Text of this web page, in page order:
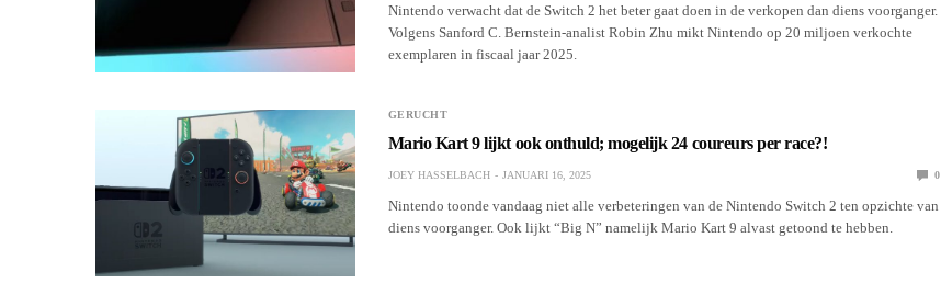
Nintendo verwacht dat de Switch 2 het beter gaat doen in de verkopen dan diens voorganger.
Volgens Sanford C. Bernstein-analist Robin Zhu mikt Nintendo op 20 miljoen verkochte
exemplaren in fiscaal jaar 2025.
GERUCHT
Mario Kart 9 lijkt ook onthuld; mogelijk 24 coureurs per race?!
JOEY HASSELBACH JANUARI 16, 2025 0
Nintendo toonde vandaag niet alle verbeteringen van de Nintendo Switch 2 ten opzichte van
diens voorganger. Ook lijkt “Big N” namelijk Mario Kart 9 alvast getoond te hebben.